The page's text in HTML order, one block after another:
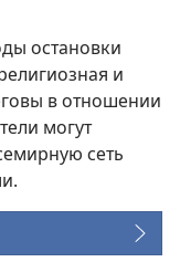
остановки
и
в отношении
могут
сеть